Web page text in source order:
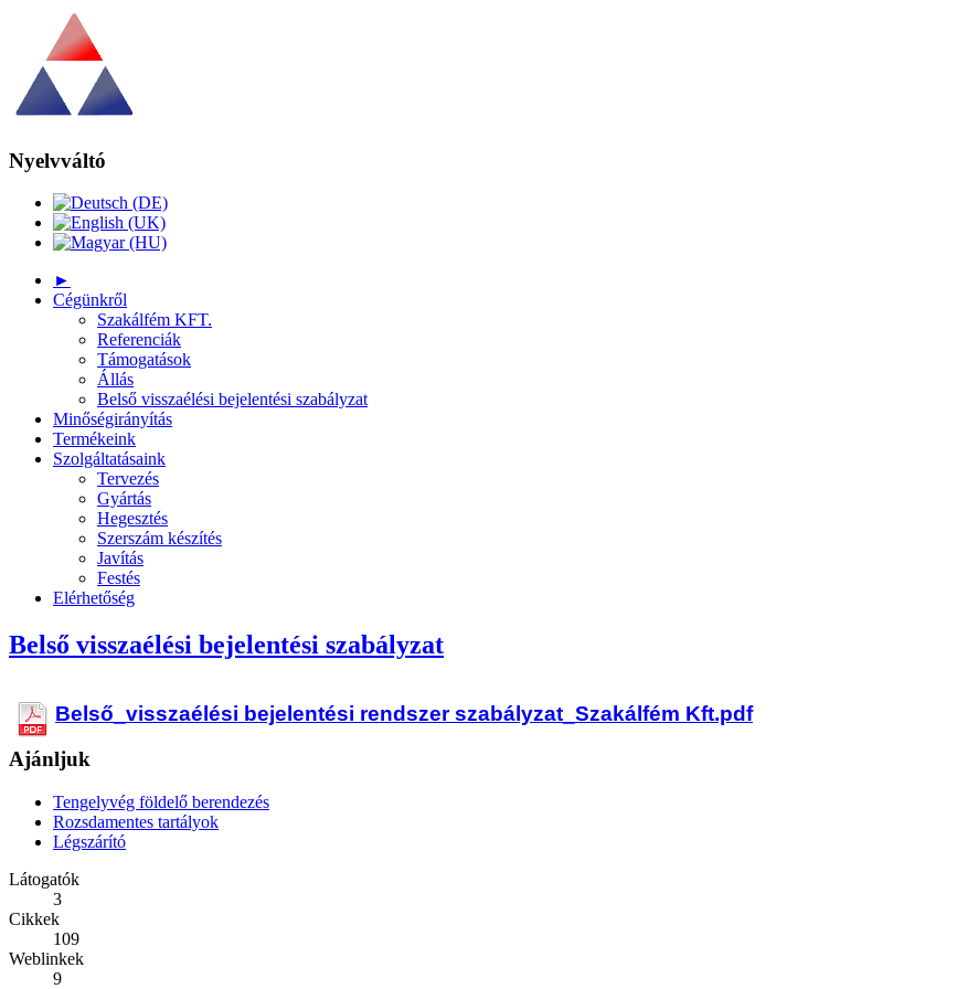
Nyelvváltó
►
Cégünkről
Szakálfém KFT.
Referenciák
Támogatások
Állás
Belső visszaélési bejelentési szabályzat
Minőségirányítás
Termékeink
Szolgáltatásaink
Tervezés
Gyártás
Hegesztés
Szerszám készítés
Javítás
Festés
Elérhetőség
Belső visszaélési bejelentési szabályzat
Belső_visszaélési bejelentési rendszer szabályzat_Szakálfém Kft.pdf
Ajánljuk
Tengelyvég földelő berendezés
Rozsdamentes tartályok
Légszárító
Látogatók
3
Cikkek
109
Weblinkek
9